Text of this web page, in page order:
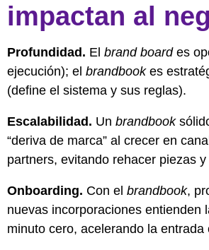
impactan al
Profundidad. El brand boardes
ejecución); el brandbookes
(define el sistema y sus reglas).
Escalabilidad. Un brandbook
“deriva de marca” al crecer en
partners, evitando rehacer piezas
Onboarding. Con el brandbook,
nuevas incorporaciones entienden
minuto cero, acelerando la entrada